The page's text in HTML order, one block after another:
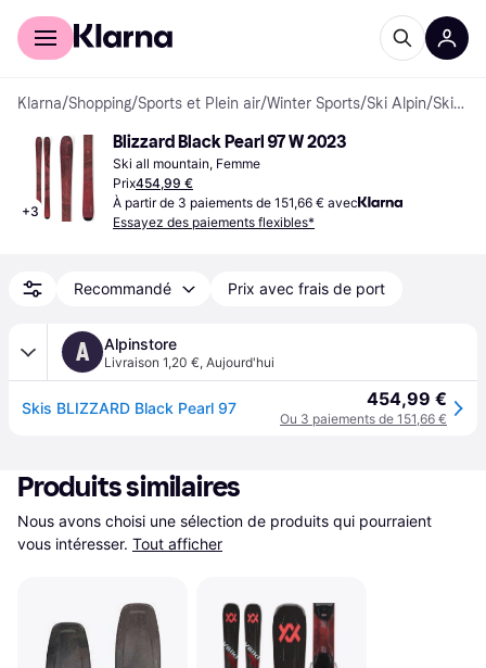
Acheter avec Klarna
Klarna/Shopping/Sports et Plein air/Winter Sports/Ski Alpin/ Skis de descente
+3
Blizzard Black Pearl 97 W 2023
Ski all mountain, Femme
Prix454,99 €
À partir de 3 paiements de 151,66 € avec
Essayez des paiements flexibles*
Recommandé Prix avec frais de port
A Alpinstore
Livraison 1,20 €, Aujourd'hui
Skis BLIZZARD Black Pearl 97 454,99 €
Ou 3 paiements de 151,66 €
Produits similaires
Nous avons choisi une sélection de produits qui pourraient
vous intéresser. Tout afficher